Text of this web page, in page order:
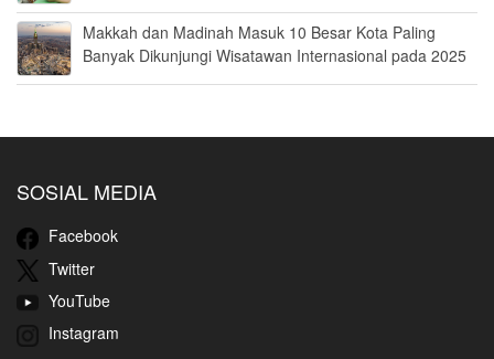
Makkah dan Madinah Masuk 10 Besar Kota Paling
Banyak Dikunjungi Wisatawan Internasional pada 2025
SOSIAL MEDIA
Facebook
Twitter
YouTube
Instagram